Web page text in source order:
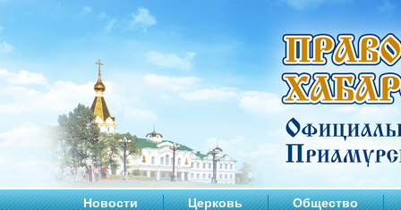
Новости Церковь Общество